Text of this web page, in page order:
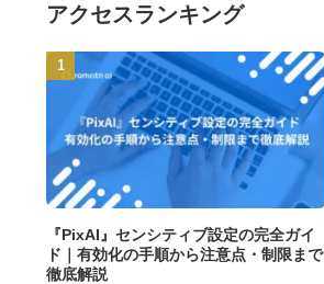
アクセスランキング
『PixAI』センシティブ設定の完全ガイ
ド｜有効化の手順から注意点・制限まで
徹底解説